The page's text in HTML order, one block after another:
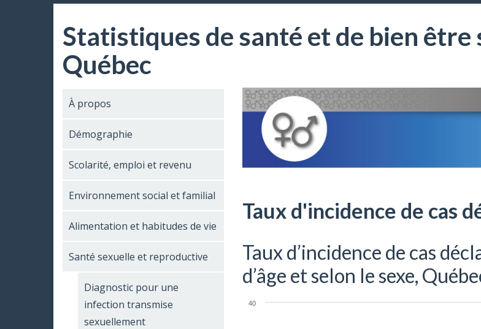
Statistiques de santé et de bien être
Québec
À propos
Démographie
Scolarité, emploi et revenu
Environnement social et familial
Alimentation et habitudes de vie
Santé sexuelle et reproductive
Diagnostic pour une
infection transmise
sexuellement
Taux d'incidence de cas
Taux d’incidence de cas
d’âge et selon le sexe,
40